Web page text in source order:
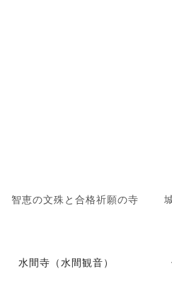
智恵の文殊と合格祈願の寺
水間寺（水間観音）